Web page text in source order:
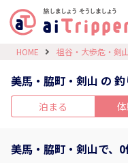
HOME 祖谷・大歩危・剣
美馬・脇町・剣山 の
泊まる
美馬・脇町・剣山で、